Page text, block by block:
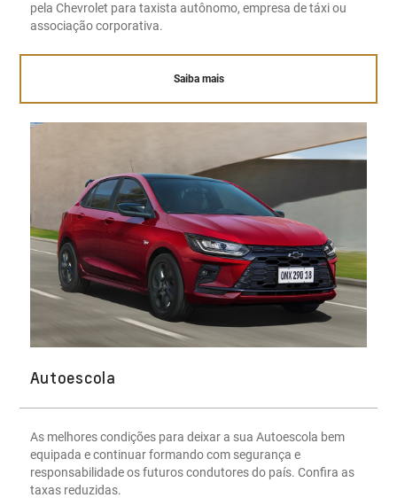
pela Chevrolet para taxista autônomo, empresa de táxi ou
associação corporativa.
Saiba mais
Autoescola
As melhores condições para deixar a sua Autoescola bem
equipada e continuar formando com segurança e
responsabilidade os futuros condutores do país. Confira as
taxas reduzidas.